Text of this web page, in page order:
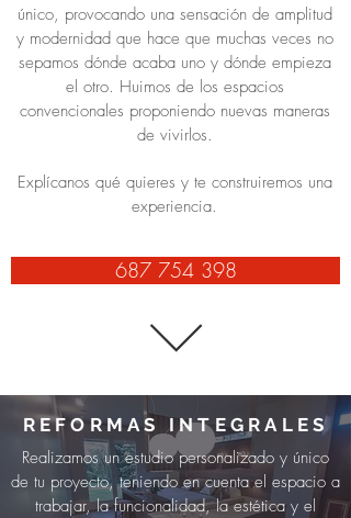
único, provocando una sensación de amplitud
y modernidad que hace que muchas veces no
sepamos dónde acaba uno y dónde empieza
el otro. Huimos de los espacios
convencionales proponiendo nuevas maneras
de vivirlos.
Explícanos qué quieres y te construiremos una
experiencia.
687 754 398
REFORMAS INTEGRALES
Realizamos un estudio personalizado y único
de tu proyecto, teniendo en cuenta el espacio a
trabajar, la funcionalidad, la estética y el